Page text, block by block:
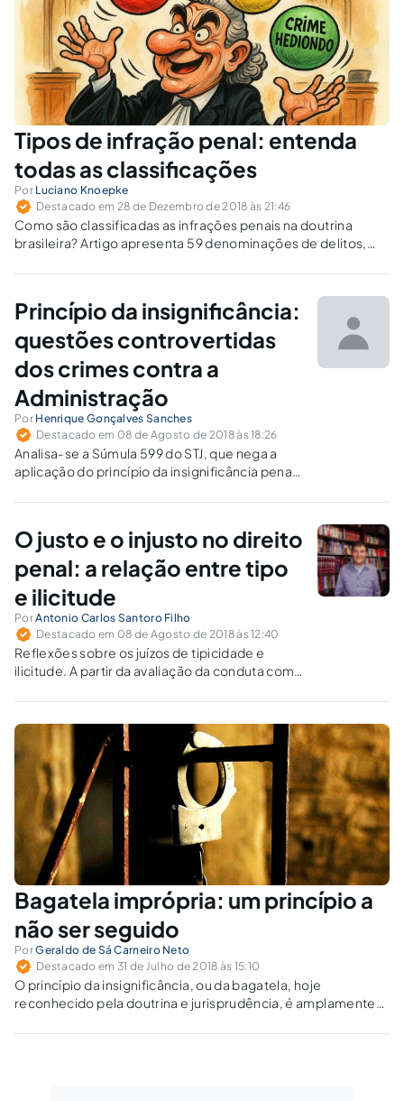
Tipos de infração penal: entenda
todas as classificações
Por Luciano Knoepke
Destacado em 28 de Dezembro de 2018 às 21:46
Como são classificadas as infrações penais na doutrina
brasileira? Artigo apresenta 59 denominações de delitos,
Princípio da insignificância:
questões controvertidas
dos crimes contra a
Administração
Por Henrique Gonçalves Sanches
Destacado em 08 de Agosto de 2018 às 18:26
Analisa-se a Súmula 599 do STJ, que nega a
aplicação do princípio da insignificância penal
O justo e o injusto no direito
penal: a relação entre tipo
e ilicitude
PorAntonio Carlos Santoro Filho
Destacado em 08 de Agosto de 2018 às 12:40
Reflexões sobre os juízos de tipicidade e
ilicitude. A partir da avaliação da conduta como
valoração e revelação como ilícita. A tipicidade
não é indício, mas a manifestação do ilícito.
Bagatela imprópria: um princípio a
não ser seguido
PorGeraldo de Sá Carneiro Neto
Destacado em 31 de Julho de 2018 às 15:10
O princípio da insignificância, ou da bagatela, hoje
reconhecido pela doutrina e jurisprudência, é amplamente
Atualmente, porém, já se fala no princípio bagatelar